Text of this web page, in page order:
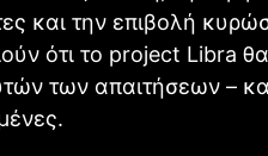
και την επιβολή
ότι το project Libra
των απαιτήσεων –